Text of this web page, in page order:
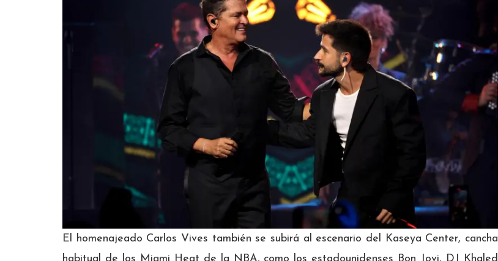
El homenajeado Carlos Vives también se subirá al escenario del Kaseya Center, cancha
habitual de los Miami Heat de la NBA, como los estadounidenses Bon Jovi, DJ Khaled